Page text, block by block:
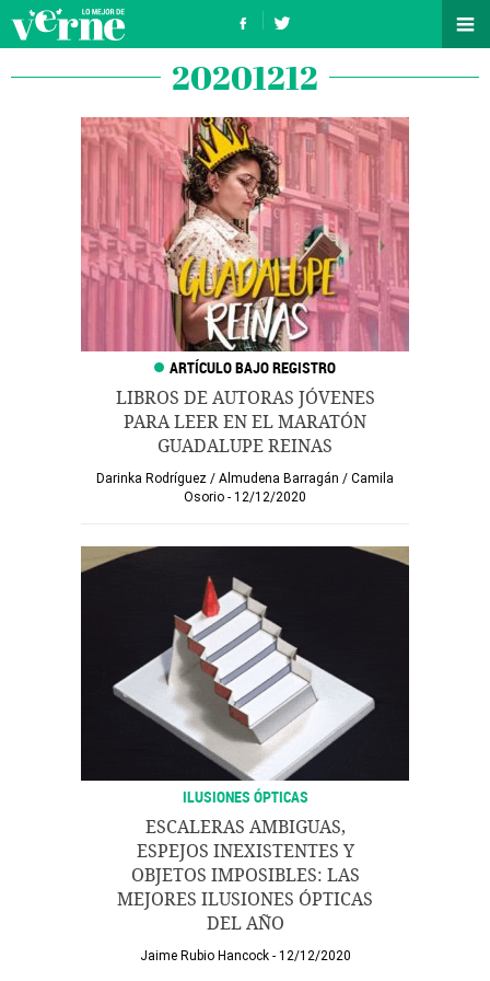
20201212
LIBROS DE AUTORAS JÓVENES
PARA LEER EN EL MARATÓN
GUADALUPE REINAS
Darinka Rodríguez / Almudena Barragán / Camila
Osorio
12/12/2020
ILUSIONES ÓPTICAS
ESCALERAS AMBIGUAS,
ESPEJOS INEXISTENTES Y
OBJETOS IMPOSIBLES: LAS
MEJORES ILUSIONES ÓPTICAS
DEL AÑO
Jaime Rubio Hancock 12/12/2020